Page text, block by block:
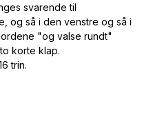
svarende til
og så i den venstre og så i
"og valse rundt"
korte klap.
trin.